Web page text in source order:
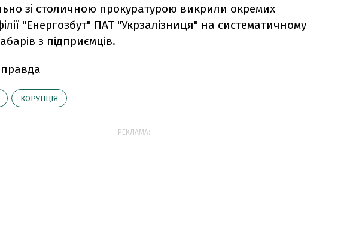
зі столичною прокуратурою викрили окремих
"Енергозбут" ПАТ "Укрзалізниця" на систематичному
з підприємців.
КОРУПЦІЯ
РЕКЛАМА: